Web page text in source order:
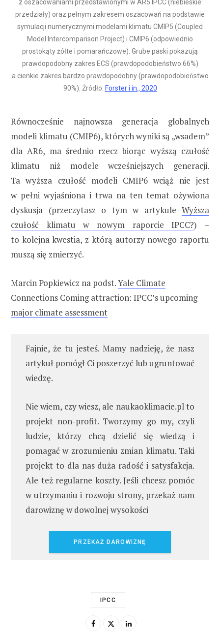
z oszacowaniami przedstawionymi w AR5 IPCC (niebieskie
przedziały) oraz pełnym zakresem oszacowań na podstawie
symulacji numerycznymi modelami klimatu CMIP5 (Coupled
Model Intercomparison Project) i CMIP6 (odpowiednio
prostokąty żółte i pomarańczowe). Grube paski pokazują
prawdopodobny zakres ECS (prawdopodobieństwo 66%)
a cienkie zakres bardzo prawdopodobny (prawdopodobieństwo
90%). Źródło: Forster i in., 2020
Równocześnie najnowsza generacja globalnych
modeli klimatu (CMIP6), których wyniki są „wsadem”
dla AR6, ma średnio rzecz biorąc wyższą czułość
klimatu niż modele wcześniejszych generacji.
Ta wyższa czułość modeli CMIP6 wciąż nie jest
w pełni wyjaśniona i trwa na ten temat ożywiona
dyskusja (przeczytasz o tym w artykule Wyższa
czułość klimatu w nowym raporcie IPCC?) –
to kolejna kwestia, z którą autorzy nowego raportu
muszą się zmierzyć.
Marcin Popkiewicz na podst.Yale Climate
Connections Coming attraction: IPCC’s upcoming
major climate assessment
Fajnie, że tu jesteś. Mamy nadzieję, że nasz
artykuł pomógł Ci poszerzyć lub ugruntować
wiedzę.
Nie wiem, czy wiesz, ale naukaoklimacie.pl to
projekt non-profit. Tworzymy go my, czyli
ludzie, którzy chcą dzielić się wiedzą i
pomagać w zrozumieniu zmian klimatu. Taki
projekt to dla nas duża radość i satysfakcja.
Ale też regularne koszty. Jeśli chcesz pomóc
w utrzymaniu i rozwoju strony, przekaż nam
darowiznę w dowolnej wysokości
PRZEKAŻ DAROWIZNĘ
IPCC